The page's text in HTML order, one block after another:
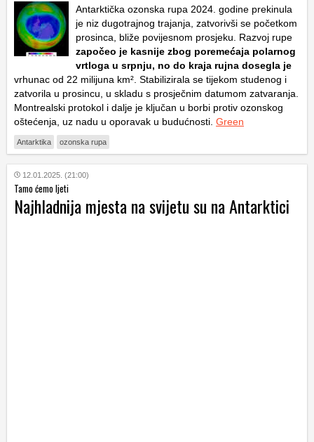
Antarktička ozonska rupa 2024. godine prekinula
je niz dugotrajnog trajanja, zatvorivši se početkom
prosinca, bliže povijesnom prosjeku. Razvoj rupe
započeo je kasnije zbog poremećaja polarnog
vrtloga u srpnju, no do kraja rujna dosegla je
vrhunac od 22 milijuna km². Stabilizirala se tijekom studenog i
zatvorila u prosincu, u skladu s prosječnim datumom zatvaranja.
Montrealski protokol i dalje je ključan u borbi protiv ozonskog
oštećenja, uz nadu u oporavak u budućnosti. Green
Antarktika ozonska rupa
12.01.2025. (21:00)
Tamo ćemo ljeti
Najhladnija mjesta na svijetu su na Antarktici